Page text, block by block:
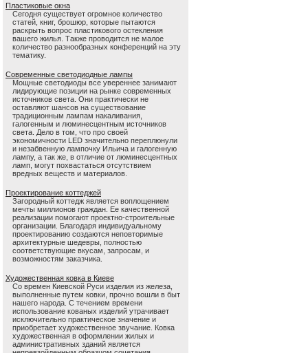
Пластиковые окна
Сегодня существует огромное количество
статей, книг, брошюр, которые пытаются
раскрыть вопрос пластикового остекления
вашего жилья. Также проводится не малое
количество разнообразных конференций на эту
тематику.
Современные светодиодные лампы
Мощные светодиоды все увереннее занимают
лидирующие позиции на рынке современных
источников света. Они практически не
оставляют шансов на существование
традиционным лампам накаливания,
галогенным и люминесцентным источников
света. Дело в том, что про своей
экономичности LED значительно переплюнули
и незабвенную лампочку Ильича и галогенную
лампу, а так же, в отличие от люминесцентных
ламп, могут похвастаться отсутствием
вредных веществ и материалов.
Проектирование коттеджей
Загородный коттедж является воплощением
мечты миллионов граждан. Ее качественной
реализации помогают проектно-строительные
организации. Благодаря индивидуальному
проектированию создаются неповторимые
архитектурные шедевры, полностью
соответствующие вкусам, запросам, и
возможностям заказчика.
Художественная ковка в Киеве
Со времен Киевской Руси изделия из железа,
выполненные путем ковки, прочно вошли в быт
нашего народа. С течением времени
использование кованых изделий утрачивает
исключительно практическое значение и
приобретает художественное звучание. Ковка
художественная в оформлении жилых и
административных зданий является